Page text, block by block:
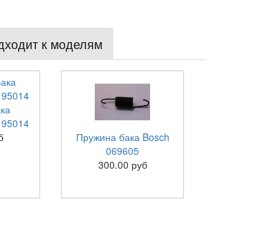
к моделям
Пружина бака Bosch
069605
300.00 руб